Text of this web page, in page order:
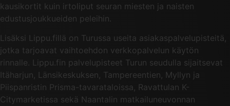
kausikortit kuin irtoliput seuran miesten ja naisten
edustusjoukkueiden peleihin.
Lisäksi Lippu.fillä on Turussa useita asiakaspalvelupisteitä,
jotka tarjoavat vaihtoehdon verkkopalvelun käytön
rinnalle. Lippu.fin palvelupisteet Turun seudulla sijaitsevat
Itäharjun, Länsikeskuksen, Tampereentien, Myllyn ja
Piispanristin Prisma-tavarataloissa, Ravattulan K-
Citymarketissa sekä Naantalin matkailuneuvonnan